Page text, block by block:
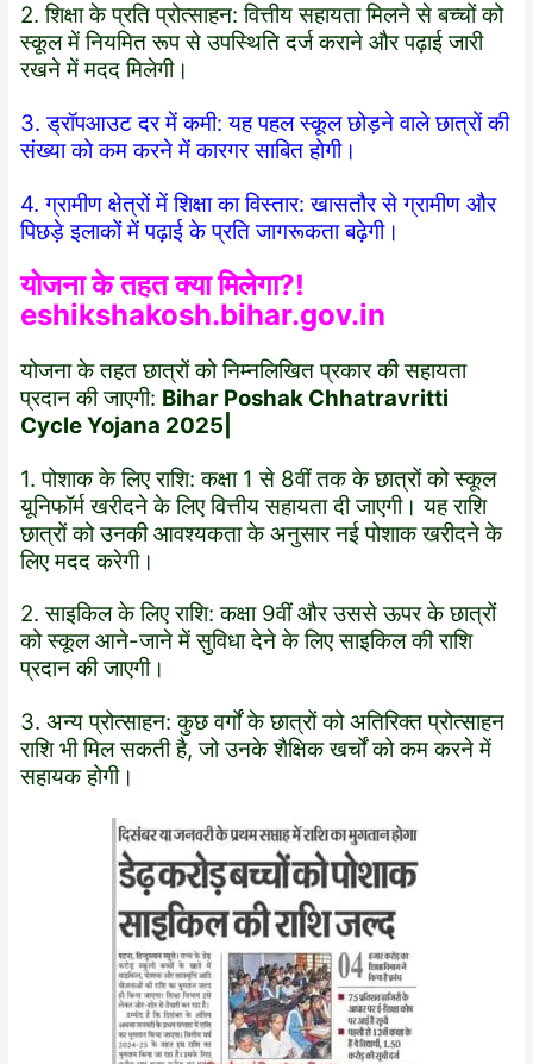
2. शिक्षा के प्रति प्रोत्साहन: वित्तीय सहायता मिलने से बच्चों को
स्कूल में नियमित रूप से उपस्थिति दर्ज कराने और पढ़ाई जारी
रखने में मदद मिलेगी।
3. ड्रॉपआउट दर में कमी: यह पहल स्कूल छोड़ने वाले छात्रों की
संख्या को कम करने में कारगर साबित होगी।
4. ग्रामीण क्षेत्रों में शिक्षा का विस्तार: खासतौर से ग्रामीण और
पिछड़े इलाकों में पढ़ाई के प्रति जागरूकता बढ़ेगी।
योजना के तहत क्या मिलेगा?!
eshikshakosh.bihar.gov.in
योजना के तहत छात्रों को निम्नलिखित प्रकार की सहायता
प्रदान की जाएगी: Bihar Poshak Chhatravritti
Cycle Yojana 2025|
1. पोशाक के लिए राशि: कक्षा 1 से 8वीं तक के छात्रों को स्कूल
यूनिफॉर्म खरीदने के लिए वित्तीय सहायता दी जाएगी। यह राशि
छात्रों को उनकी आवश्यकता के अनुसार नई पोशाक खरीदने के
लिए मदद करेगी।
2. साइकिल के लिए राशि: कक्षा 9वीं और उससे ऊपर के छात्रों
को स्कूल आने-जाने में सुविधा देने के लिए साइकिल की राशि
प्रदान की जाएगी।
3. अन्य प्रोत्साहन: कुछ वर्गों के छात्रों को अतिरिक्त प्रोत्साहन
राशि भी मिल सकती है, जो उनके शैक्षिक खर्चों को कम करने में
सहायक होगी।